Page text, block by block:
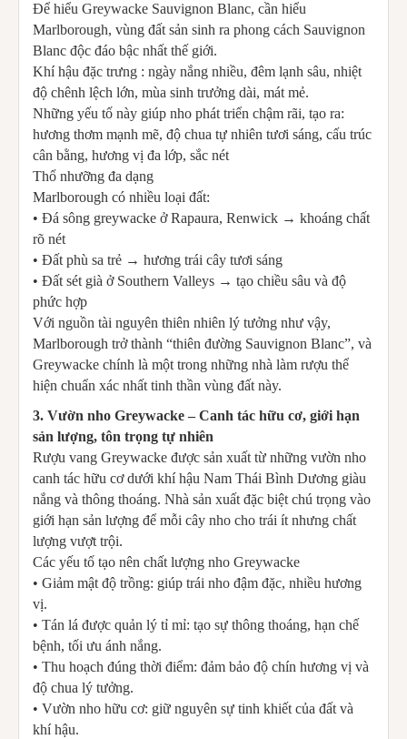
Để hiểu Greywacke Sauvignon Blanc, cần hiểu
Marlborough, vùng đất sản sinh ra phong cách Sauvignon
Blanc độc đáo bậc nhất thế giới.
Khí hậu đặc trưng : ngày nắng nhiều, đêm lạnh sâu, nhiệt
độ chênh lệch lớn, mùa sinh trưởng dài, mát mẻ.
Những yếu tố này giúp nho phát triển chậm rãi, tạo ra:
hương thơm mạnh mẽ, độ chua tự nhiên tươi sáng, cấu trúc
cân bằng, hương vị đa lớp, sắc nét
Thổ nhưỡng đa dạng
Marlborough có nhiều loại đất:
• Đá sông greywacke ở Rapaura, Renwick → khoáng chất
rõ nét
• Đất phù sa trẻ → hương trái cây tươi sáng
• Đất sét già ở Southern Valleys → tạo chiều sâu và độ
phức hợp
Với nguồn tài nguyên thiên nhiên lý tưởng như vậy,
Marlborough trở thành “thiên đường Sauvignon Blanc”, và
Greywacke chính là một trong những nhà làm rượu thể
hiện chuẩn xác nhất tinh thần vùng đất này.
3. Vườn nho Greywacke – Canh tác hữu cơ, giới hạn
sản lượng, tôn trọng tự nhiên
Rượu vang Greywacke được sản xuất từ những vườn nho
canh tác hữu cơ dưới khí hậu Nam Thái Bình Dương giàu
nắng và thông thoáng. Nhà sản xuất đặc biệt chú trọng vào
giới hạn sản lượng để mỗi cây nho cho trái ít nhưng chất
lượng vượt trội.
Các yếu tố tạo nên chất lượng nho Greywacke
• Giảm mật độ trồng: giúp trái nho đậm đặc, nhiều hương
vị.
• Tán lá được quản lý tỉ mỉ: tạo sự thông thoáng, hạn chế
bệnh, tối ưu ánh nắng.
• Thu hoạch đúng thời điểm: đảm bảo độ chín hương vị và
độ chua lý tưởng.
• Vườn nho hữu cơ: giữ nguyên sự tinh khiết của đất và
khí hậu.